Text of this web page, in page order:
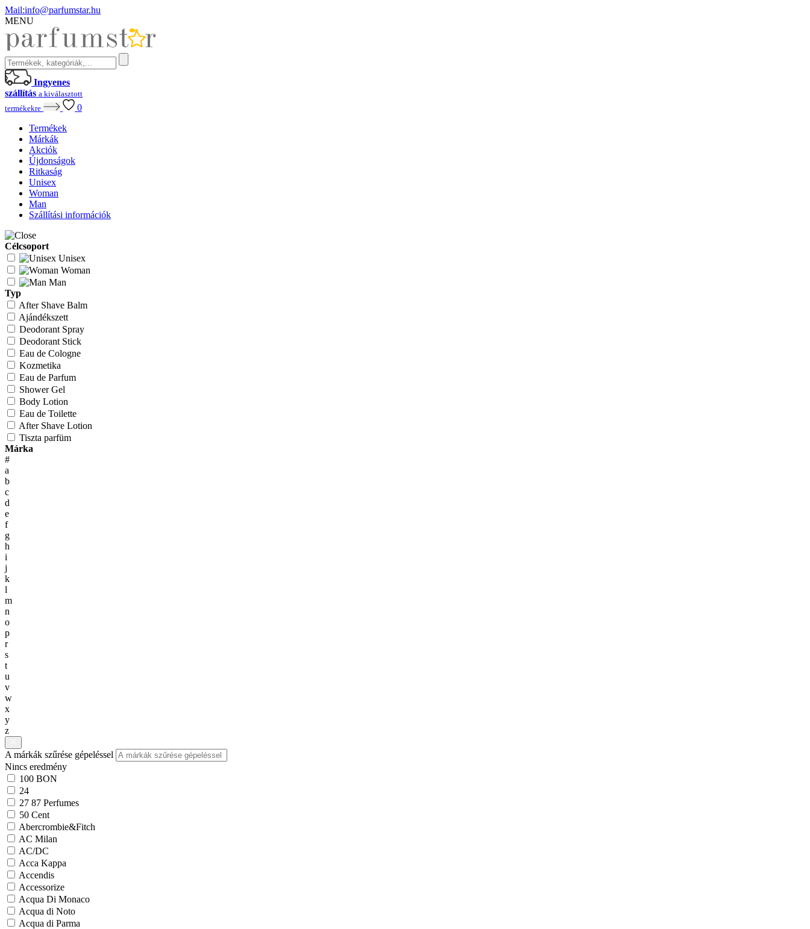
Mail:info@parfumstar.hu
MENU
Ingyenes
szállítás a kiválasztott
termékekre
0
Termékek
Márkák
Akciók
Újdonságok
Ritkaság
Unisex
Woman
Man
Szállítási információk
Célcsoport
Unisex
Woman
Man
Typ
After Shave Balm
Ajándékszett
Deodorant Spray
Deodorant Stick
Eau de Cologne
Kozmetika
Eau de Parfum
Shower Gel
Body Lotion
Eau de Toilette
After Shave Lotion
Tiszta parfüm
Márka
#
a
b
c
d
e
f
g
h
i
j
k
l
m
n
o
p
r
s
t
u
v
w
x
y
z
A márkák szűrése gépeléssel
Nincs eredmény
100 BON
24
27 87 Perfumes
50 Cent
Abercrombie&Fitch
AC Milan
AC/DC
Acca Kappa
Accendis
Accessorize
Acqua Di Monaco
Acqua di Noto
Acqua di Parma